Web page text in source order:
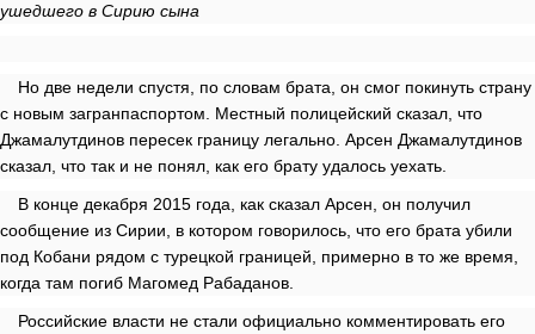
ушедшего в Сирию сына
Но две недели спустя, по словам брата, он смог покинуть страну
с новым загранпаспортом. Местный полицейский сказал, что
Джамалутдинов пересек границу легально. Арсен Джамалутдинов
сказал, что так и не понял, как его брату удалось уехать.
В конце декабря 2015 года, как сказал Арсен, он получил
сообщение из Сирии, в котором говорилось, что его брата убили
под Кобани рядом с турецкой границей, примерно в то же время,
когда там погиб Магомед Рабаданов.
Российские власти не стали официально комментировать его